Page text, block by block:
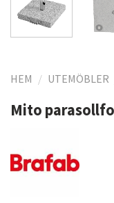
HEM / UTEMÖBLER
Mito